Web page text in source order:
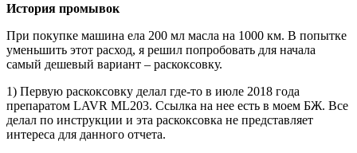
История промывок
При покупке машина ела 200 мл масла на 1000 км. В попытке
уменьшить этот расход, я решил попробовать для начала
самый дешевый вариант – раскоксовку.
1) Первую раскоксовку делал где-то в июле 2018 года
препаратом LAVR ML203. Ссылка на нее есть в моем БЖ. Все
делал по инструкции и эта раскоксовка не представляет
интереса для данного отчета.